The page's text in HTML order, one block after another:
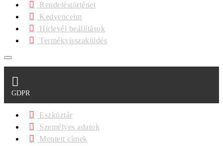
Rendeléstörténet
Kedvenceim
Hírlevél beállítások
Termékvisszaküldés
GDPR
Eszköztár
Személyes adatok
Mentett címek